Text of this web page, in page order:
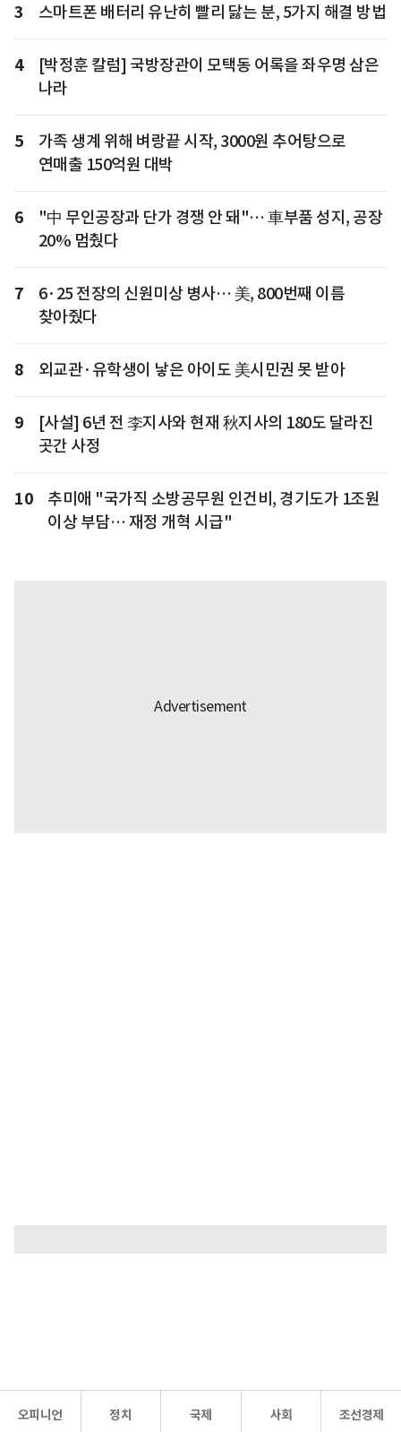
3 스마트폰 배터리 유난히 빨리 닳는 분, 5가지 해결 방법
4
[박정훈 칼럼] 국방장관이 모택동 어록을 좌우명 삼은
나라
5
가족 생계 위해 벼랑끝 시작, 3000원 추어탕으로
연매출 150억원 대박
6
"中 무인공장과 단가 경쟁 안 돼"… 車부품 성지, 공장
20% 멈췄다
7
6·25 전장의 신원미상 병사… 美, 800번째 이름
찾아줬다
8 외교관·유학생이 낳은 아이도 美시민권 못 받아
9
[사설] 6년 전 李지사와 현재 秋지사의 180도 달라진
곳간 사정
10
추미애 "국가직 소방공무원 인건비, 경기도가 1조원
이상 부담… 재정 개혁 시급"
오피니언 정치 국제 사회 조선경제